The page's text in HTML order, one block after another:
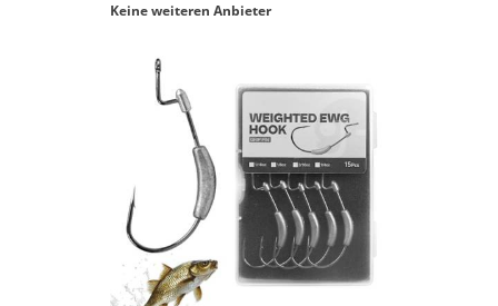
Keine weiteren Anbieter